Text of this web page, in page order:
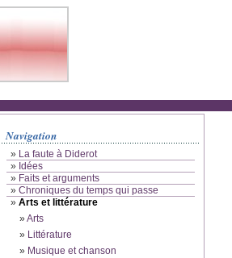
Navigation
» La faute à Diderot
» Idées
» Faits et arguments
» Chroniques du temps qui passe
» Arts et littérature
»Arts
» Littérature
» Musique et chanson